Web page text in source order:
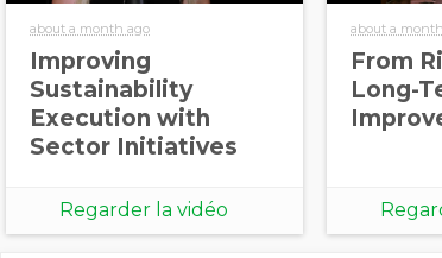
about a month ago
Improving
Sustainability
Execution with
Sector Initiatives
Regarder la vidéo
about a
From
Long-